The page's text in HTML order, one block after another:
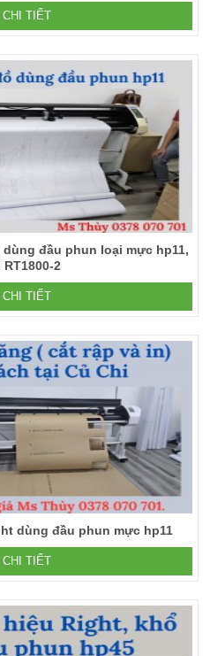
TIẾT
đầu phun loại mực hp11,
RT1800-2
TIẾT
dùng đầu phun mực hp11
TIẾT